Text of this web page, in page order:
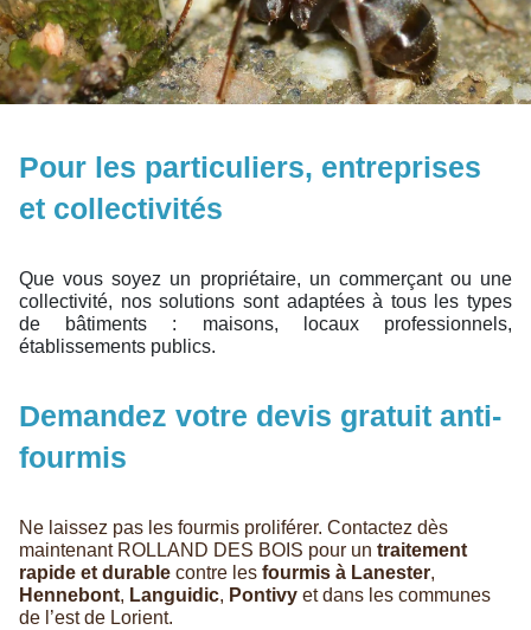
Pour les particuliers, entreprises
et collectivités
Que vous soyez un propriétaire, un commerçant ou une
collectivité, nos solutions sont adaptées à tous les types
de bâtiments : maisons, locaux professionnels,
établissements publics.
Demandez votre devis gratuit anti-
fourmis
Ne laissez pas les fourmis proliférer. Contactez dès
maintenant ROLLAND DES BOIS pour un traitement
rapide et durable contre les fourmis à Lanester,
Hennebont, Languidic, Pontivy et dans les communes
de l’est de Lorient.